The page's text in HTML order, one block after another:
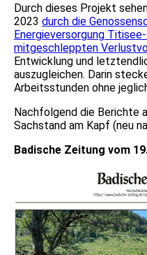
Durch dieses Projekt
2023 durch die
Energieversorgung
mitgeschleppten
Entwicklung und
auszugleichen. Darin
Arbeitsstunden ohne
Nachfolgend die Berichte
Sachstand am Kapf (neu
Badische Zeitung vom